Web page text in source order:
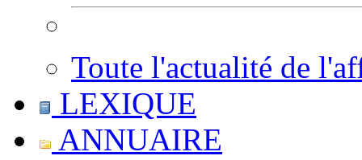
Toute l'actualité de
LEXIQUE
ANNUAIRE